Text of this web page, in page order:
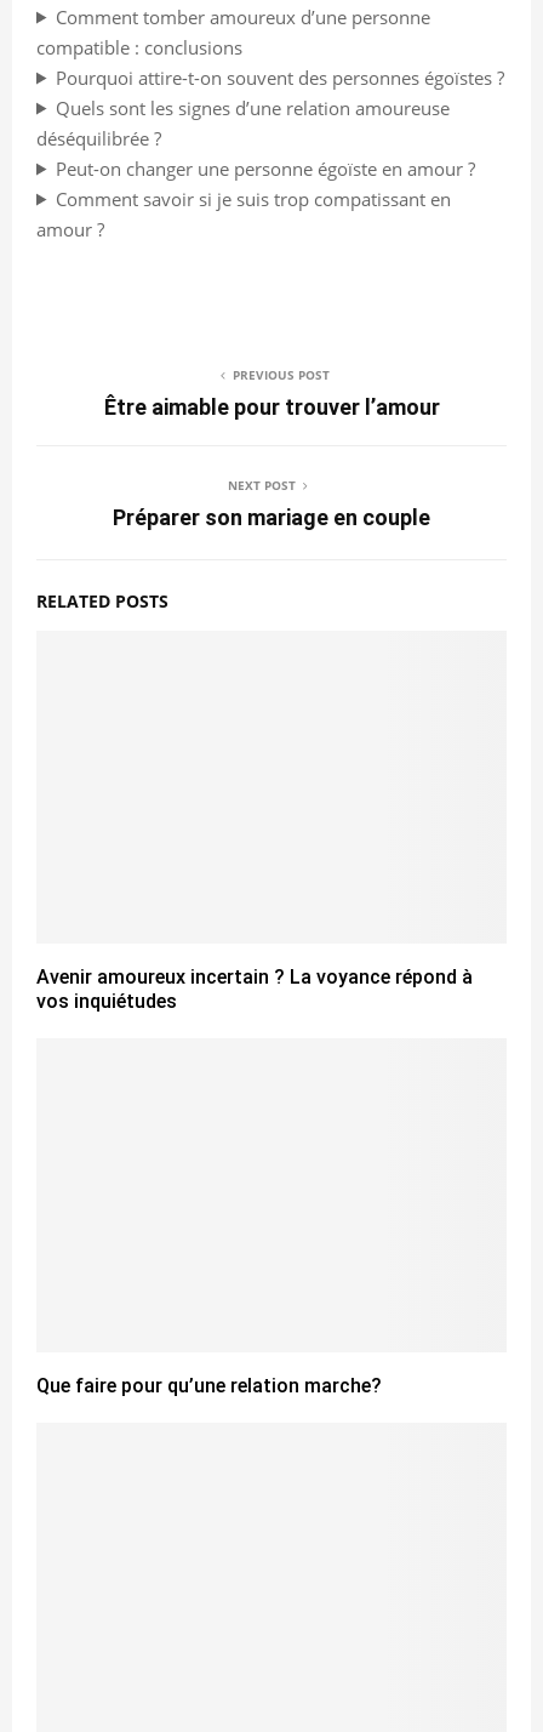
Comment tomber amoureux d’une personne
compatible : conclusions
Pourquoi attire-t-on souvent des personnes égoïstes ?
Quels sont les signes d’une relation amoureuse
déséquilibrée ?
Peut-on changer une personne égoïste en amour ?
Comment savoir si je suis trop compatissant en
amour ?
PREVIOUS POST
Être aimable pour trouver l’amour
NEXT POST
Préparer son mariage en couple
RELATED POSTS
Avenir amoureux incertain ? La voyance répond à
vos inquiétudes
Que faire pour qu’une relation marche?